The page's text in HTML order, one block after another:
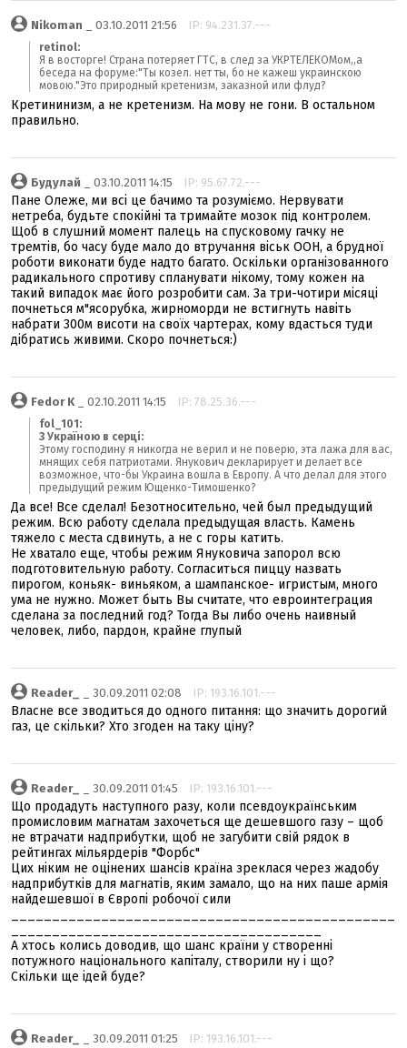
Nikoman _ 03.10.2011 21:56 IP: 94.231.37.---
retinol:
Я в восторге! Страна потеряет ГТС, в след за УКРТЕЛЕКОМом,,а
беседа на форуме:"Ты козел. нет ты, бо не кажеш украинскою
мовою."Это природный кретенизм, заказной или флуд?
Кретининизм, а не кретенизм. На мову не гони. В остальном
правильно.
Будулай _ 03.10.2011 14:15 IP: 95.67.72.---
Пане Олеже, ми всі це бачимо та розуміємо. Нервувати
нетреба, будьте спокійні та тримайте мозок під контролем.
Щоб в слушний момент палець на спусковому гачку не
тремтів, бо часу буде мало до втручання віськ ООН, а брудної
роботи виконати буде надто багато. Оскільки організованного
радикального спротиву спланувати нікому, тому кожен на
такий випадок має його розробити сам. За три-чотири місяці
почнеться м"ясорубка, жирноморди не встигнуть навіть
набрати 300м висоти на своїх чартерах, кому вдасться туди
дібратись живими. Скоро почнеться:)
Fedor K_ 02.10.2011 14:15 IP: 78.25.36.---
fol_101:
З Україною в серці:
Этому господину я никогда не верил и не поверю, эта лажа для вас,
мнящих себя патриотами. Янукович декларирует и делает все
возможное, что-бы Украина вошла в Европу. А что делал для этого
предыдущий режим Ющенко-Тимошенко?
Да все! Все сделал! Безотносительно, чей был предыдущий
режим. Всю работу сделала предыдущая власть. Камень
тяжело с места сдвинуть, а не с горы катить.
Не хватало еще, чтобы режим Януковича запорол всю
подготовительную работу. Согласиться пиццу назвать
пирогом, коньяк- виньяком, а шампанское- игристым, много
ума не нужно. Может быть Вы считате, что евроинтеграция
сделана за последний год? Тогда Вы либо очень наивный
человек, либо, пардон, крайне глупый
Reader_ _ 30.09.2011 02:08 IP: 193.16.101.---
Власне все зводиться до одного питання: що значить дорогий
газ, це скільки? Хто згоден на таку ціну?
Reader_ _ 30.09.2011 01:45 IP: 193.16.101.---
Що продадуть наступного разу, коли псевдоукраїнським
промисловим магнатам захочеться ще дешевшого газу – щоб
не втрачати надприбутки, щоб не загубити свій рядок в
рейтингах мільярдерів "Форбс"
Цих ніким не оцінених шансів країна зреклася через жадобу
надприбутків для магнатів, яким замало, що на них паше армія
найдешевшої в Європі робочої сили
А хтось колись доводив, що шанс країни у створенні
потужного національного капіталу, створили ну і що?
Скільки ще ідей буде?
Reader_ _ 30.09.2011 01:25 IP: 193.16.101.---